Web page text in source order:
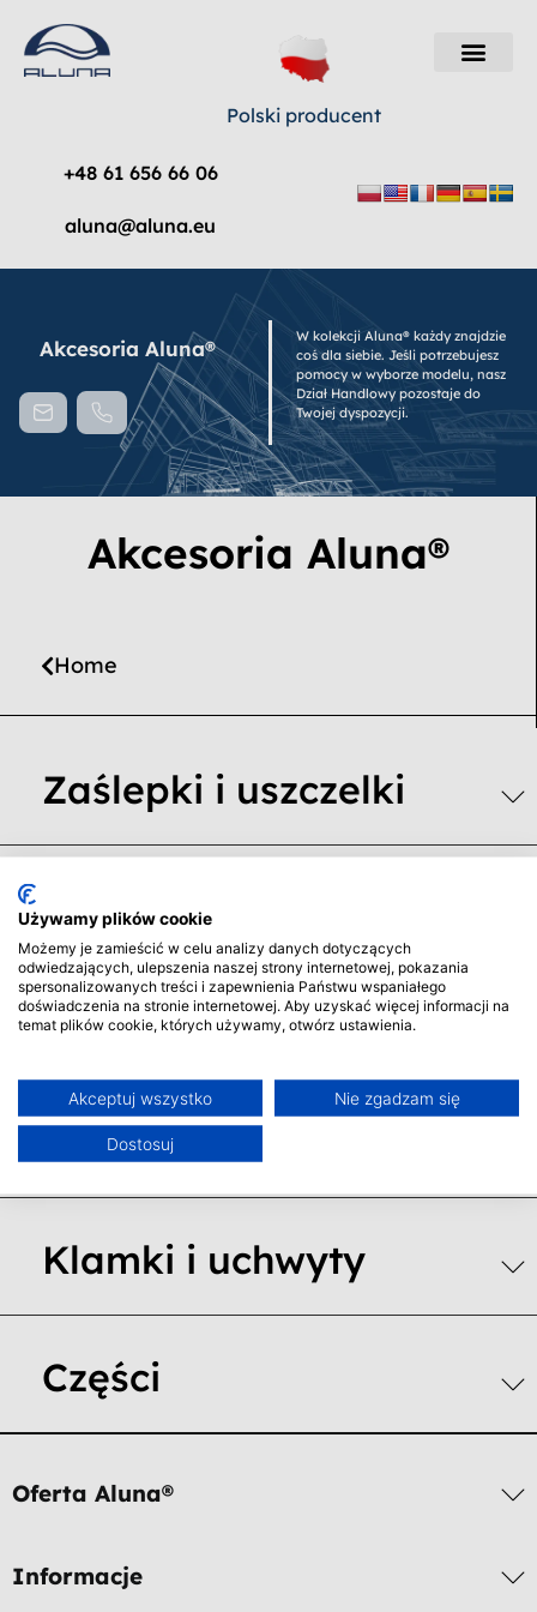
Polski producent
+48 61 656 66 06
aluna@aluna.eu
Akcesoria Aluna®
W kolekcji Aluna® każdy znajdzie
coś dla siebie. Jeśli potrzebujesz
pomocy w wyborze modelu, nasz
Dział Handlowy pozostaje do
Twojej dyspozycji.
Home
Akcesoria Aluna®
Zaślepki i uszczelki
Systemy jezdne
Śruby i łączniki
Aretaże i blokady
Klamki i uchwyty
Części
Oferta Aluna®
Informacje
Używamy plików cookie
Możemy je zamieścić w celu analizy danych dotyczących
odwiedzających, ulepszenia naszej strony internetowej, pokazania
spersonalizowanych treści i zapewnienia Państwu wspaniałego
doświadczenia na stronie internetowej. Aby uzyskać więcej informacji na
temat plików cookie, których używamy, otwórz ustawienia.
Akceptuj wszystko Nie zgadzam się
Dostosuj